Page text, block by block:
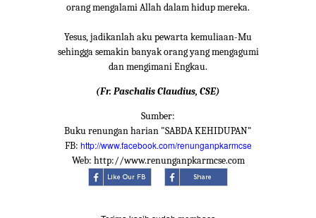
orang mengalami Allah dalam hidup mereka.
Yesus, jadikanlah aku pewarta kemuliaan-Mu
sehingga semakin banyak orang yang mengagumi
dan mengimani Engkau.
(Fr. Paschalis Claudius, CSE)
Sumber:
Buku renungan harian "SABDA KEHIDUPAN"
FB: http://www.facebook.com/renunganpkarmcse
Web: http://www.renunganpkarmcse.com